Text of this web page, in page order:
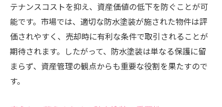
テナンスコストを抑え、資産価値の低下を防ぐことが可
能です。市場では、適切な防水塗装が施された物件は評
価されやすく、売却時に有利な条件で取引されることが
期待されます。したがって、防水塗装は単なる保護に留
まらず、資産管理の観点からも重要な役割を果たすので
す。